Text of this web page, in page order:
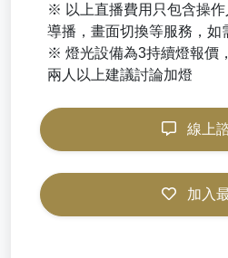
※ 以上直播費用只包含操
導播，畫面切換等服務，如
※ 燈光設備為3持續燈報價
兩人以上建議討論加燈
線上
加入